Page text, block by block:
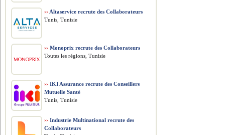
›› Altaservice recrute des Collaborateurs
Tunis, Tunisie
›› Monoprix recrute des Collaborateurs
Toutes les régions, Tunisie
›› IKI Assurance recrute des Conseillers
Mutuelle Santé
Tunis, Tunisie
›› Industrie Multinational recrute des
Collaborateurs